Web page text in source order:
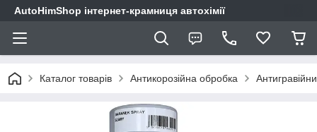
AutoHimShop інтернет-крамниця автохімії
Каталог товарів Антикорозійна обробка